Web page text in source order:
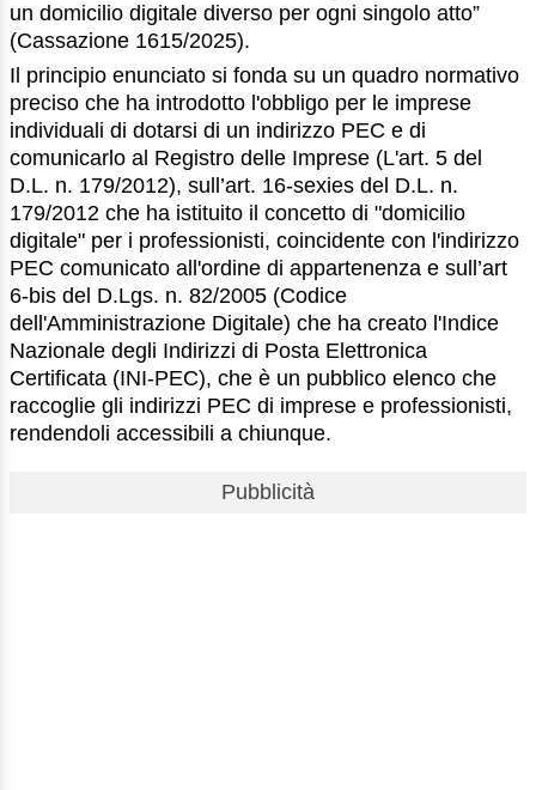
un domicilio digitale diverso per ogni singolo atto”
(Cassazione 1615/2025).
Il principio enunciato si fonda su un quadro normativo
preciso che ha introdotto l'obbligo per le imprese
individuali di dotarsi di un indirizzo PEC e di
comunicarlo al Registro delle Imprese (L'art. 5 del
D.L. n. 179/2012), sull’art. 16-sexies del D.L. n.
179/2012 che ha istituito il concetto di "domicilio
digitale" per i professionisti, coincidente con l'indirizzo
PEC comunicato all'ordine di appartenenza e sull’art
6-bis del D.Lgs. n. 82/2005 (Codice
dell'Amministrazione Digitale) che ha creato l'Indice
Nazionale degli Indirizzi di Posta Elettronica
Certificata (INI-PEC), che è un pubblico elenco che
raccoglie gli indirizzi PEC di imprese e professionisti,
rendendoli accessibili a chiunque.
Pubblicità